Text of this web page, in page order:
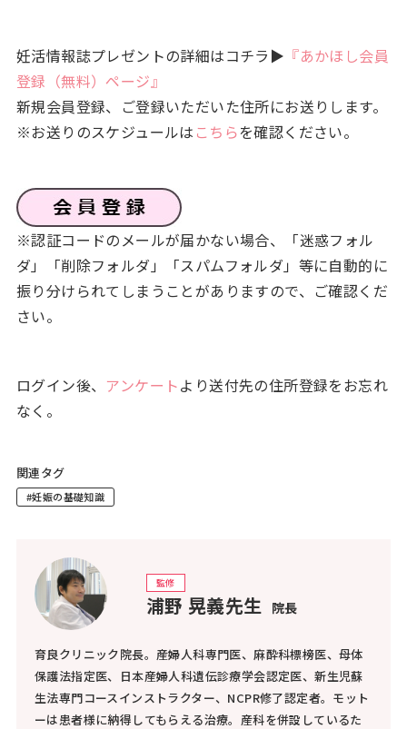
妊活情報誌プレゼントの詳細はコチラ▶ 『あかほし会員
登録（無料）ページ』
新規会員登録、ご登録いただいた住所にお送りします。
※お送りのスケジュールは こちらを確認ください。
※認証コードのメールが届かない場合、「迷惑フォル
ダ」「削除フォルダ」「スパムフォルダ」等に自動的に
振り分けられてしまうことがありますので、ご確認くだ
さい。
ログイン後、 アンケートより送付先の住所登録をお忘れ
なく。
関連タグ
#妊娠の基礎知識
監修
浦野 晃義先生 院長
育良クリニック院長。産婦人科専門医、麻酔科標榜医、母体
保護法指定医、日本産婦人科遺伝診療学会認定医、新生児蘇
生法専門コースインストラクター、NCPR修了認定者。モット
ーは患者様に納得してもらえる治療。産科を併設しているた